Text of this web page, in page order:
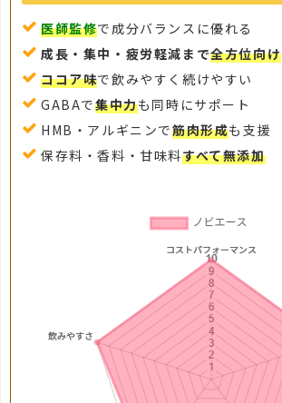
医師監修で成分バランスに優れる
成長・集中・疲労軽減まで全方位向け
ココア味で飲みやすく続けやすい
GABAで集中力も同時にサポート
HMB・アルギニンで筋肉形成も支援
保存料・香料・甘味料すべて無添加